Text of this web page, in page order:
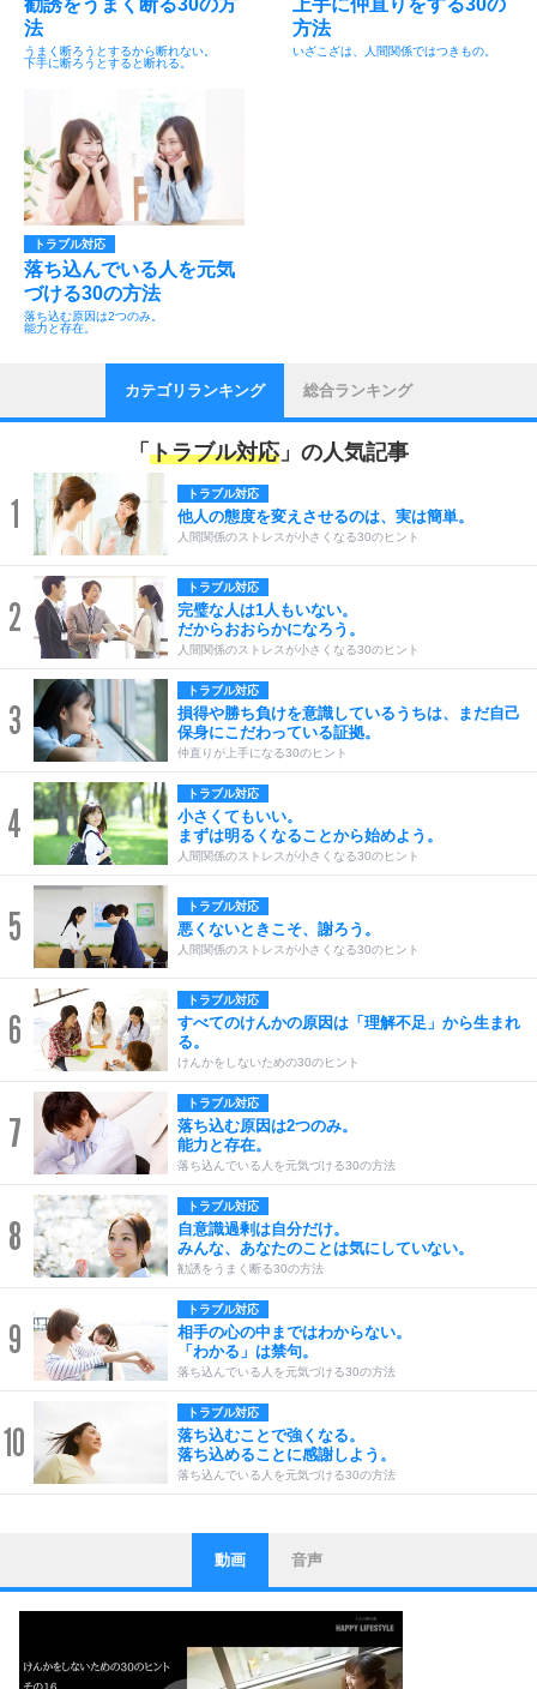
勧誘をうまく断る30の方
法
うまく断ろうとするから断れない。
下手に断ろうとすると断れる。
上手に仲直りをする30の
方法
いざこざは、人間関係ではつきもの。
トラブル対応
落ち込んでいる人を元気
づける30の方法
落ち込む原因は2つのみ。
能力と存在。
カテゴリランキング 総合ランキング
「 トラブル対応」の人気記事
1 トラブル対応
他人の態度を変えさせるのは、実は簡単。
人間関係のストレスが小さくなる30のヒント
2
トラブル対応
完璧な人は1人もいない。
だからおおらかになろう。
人間関係のストレスが小さくなる30のヒント
3
トラブル対応
損得や勝ち負けを意識しているうちは、まだ自己
保身にこだわっている証拠。
仲直りが上手になる30のヒント
4
トラブル対応
小さくてもいい。
まずは明るくなることから始めよう。
人間関係のストレスが小さくなる30のヒント
5 トラブル対応
悪くないときこそ、謝ろう。
人間関係のストレスが小さくなる30のヒント
6
トラブル対応
すべてのけんかの原因は「理解不足」から生まれ
る。
けんかをしないための30のヒント
7
トラブル対応
落ち込む原因は2つのみ。
能力と存在。
落ち込んでいる人を元気づける30の方法
8
トラブル対応
自意識過剰は自分だけ。
みんな、あなたのことは気にしていない。
勧誘をうまく断る30の方法
9
トラブル対応
相手の心の中まではわからない。
「わかる」は禁句。
落ち込んでいる人を元気づける30の方法
10
トラブル対応
落ち込むことで強くなる。
落ち込めることに感謝しよう。
落ち込んでいる人を元気づける30の方法
1
ストレス対策
他人と比べない。
いっそのこと、他人を見ない。
いらいらしない人になる30の方法
プラス思考
動画 音声